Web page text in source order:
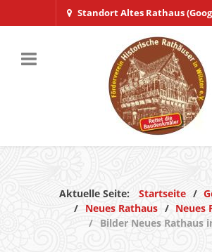
Standort Altes Rathaus
Aktuelle Seite: Startseite
Neues Rathaus
Neues
Bilder Neues Rathaus